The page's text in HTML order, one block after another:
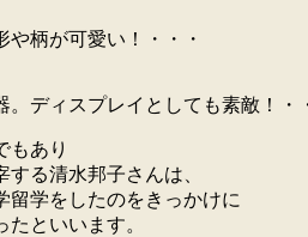
や柄が可愛い！・・・
。ディスプレイとしても素敵！・
もあり
る清水邦子さんは、
留学をしたのをきっかけに
といいます。